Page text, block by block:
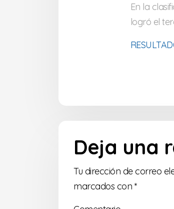
En la
logró el
Deja una
Tu dirección de correo
marcados con *